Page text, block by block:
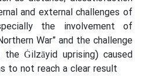
and external challenges of
the involvement of
War” and the challenge
Ġilzāyid uprising) caused
to not reach a clear result